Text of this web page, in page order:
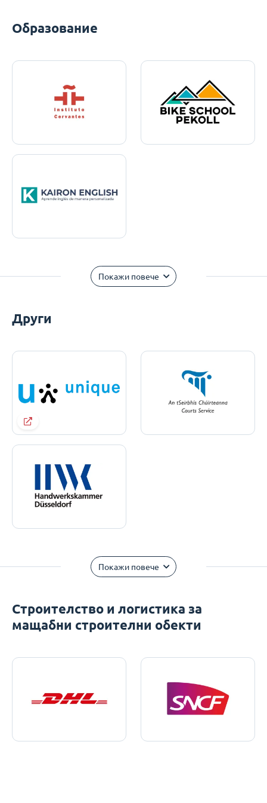
Образование
Покажи повече
Други
Покажи повече
Строителство и логистика за
мащабни строителни обекти